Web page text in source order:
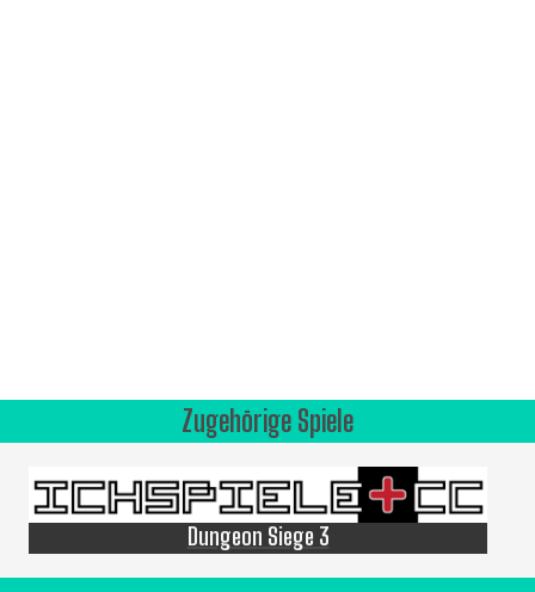
Zugehörige Spiele
Dungeon Siege 3